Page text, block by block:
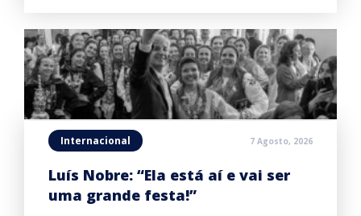
Internacional 7 Agosto, 2026
Luís Nobre: “Ela está aí e vai ser
uma grande festa!”